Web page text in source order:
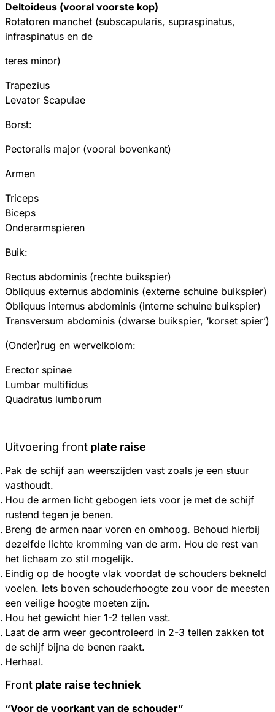
Deltoideus (vooral voorste kop)
Rotatoren manchet (subscapularis, supraspinatus,
infraspinatus en de
teres minor)
Trapezius
Levator Scapulae
Borst:
Pectoralis major (vooral bovenkant)
Armen
Triceps
Biceps
Onderarmspieren
Buik:
Rectus abdominis (rechte buikspier)
Obliquus externus abdominis (externe schuine buikspier)
Obliquus internus abdominis (interne schuine buikspier)
Transversum abdominis (dwarse buikspier, ‘korset spier’)
(Onder)rug en wervelkolom:
Erector spinae
Lumbar multifidus
Quadratus lumborum
Uitvoering front plate raise
Pak de schijf aan weerszijden vast zoals je een stuur
vasthoudt.
Hou de armen licht gebogen iets voor je met de schijf
rustend tegen je benen.
Breng de armen naar voren en omhoog. Behoud hierbij
dezelfde lichte kromming van de arm. Hou de rest van
het lichaam zo stil mogelijk.
Eindig op de hoogte vlak voordat de schouders bekneld
voelen. Iets boven schouderhoogte zou voor de meesten
een veilige hoogte moeten zijn.
Hou het gewicht hier 1-2 tellen vast.
Laat de arm weer gecontroleerd in 2-3 tellen zakken tot
de schijf bijna de benen raakt.
Herhaal.
Front plate raise techniek
“Voor de voorkant van de schouder”